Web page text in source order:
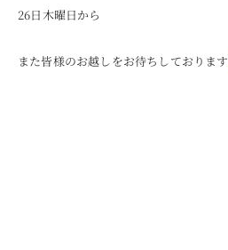
26日木曜日から
また皆様のお越しをお待ちしております